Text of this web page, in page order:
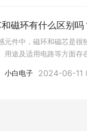
磁环有什么区别吗
元件中，磁环和磁芯是很
用途及适用电路等方面存
磁环，是环状或圆柱形的
小白电子
2024-06-11